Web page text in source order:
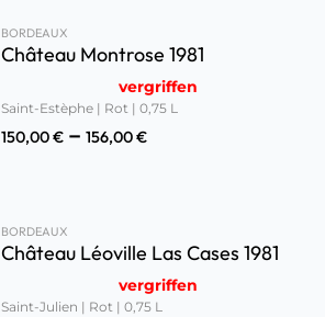
BORDEAUX
Château Montrose 1981
vergriffen
Saint-Estèphe | Rot | 0,75 L
150,00€ –156,00€
BORDEAUX
Château Léoville Las Cases 1981
vergriffen
Saint-Julien | Rot | 0,75 L